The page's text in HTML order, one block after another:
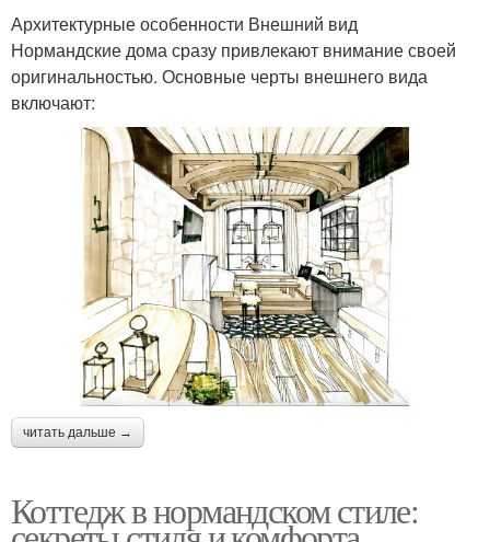
Архитектурные особенности Внешний вид
Нормандские дома сразу привлекают внимание своей
оригинальностью. Основные черты внешнего вида
включают:
читать дальше →
Коттедж в нормандском стиле: